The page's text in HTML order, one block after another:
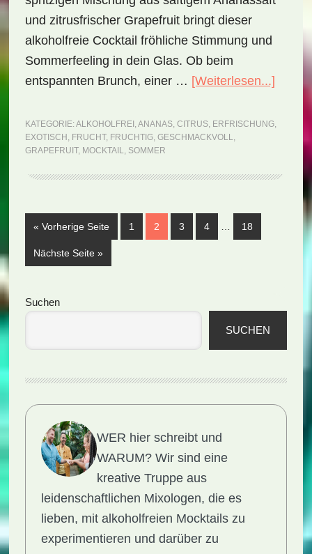
und zitrusfrischer Grapefruit bringt dieser
alkoholfreie Cocktail fröhliche Stimmung und
Sommerfeeling in dein Glas. Ob beim
entspannten Brunch, einer … [Weiterlesen...]
Spritz
KATEGORIE: ALKOHOLFREI ,ANANAS, CITRUS, ERFRISCHUNG,
EXOTISCH , FRUCHT, FRUCHTIG, GESCHMACKVOLL,
GRAPEFRUIT, MOCKTAIL, SOMMER
« Vorherige Seiteaufrufen
Seite
1 Seite
2 Seite
3 Seite
4 Seite
18
Nächste Seite aufrufen
»
Seitenspalte
Suchen
SUCHEN
WER hier schreibt und
WARUM? Wir sind eine
kreative Truppe aus
leidenschaftlichen Mixologen, die es
lieben, mit alkoholfreien Mocktails zu
experimentieren und darüber zu